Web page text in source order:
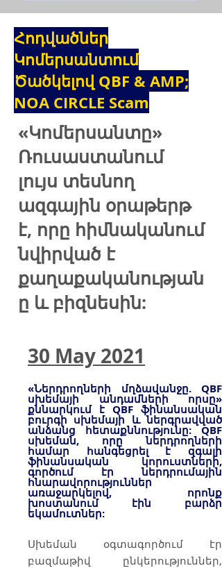
Հոդվածներ
Կոմերսանտում
Ծածկելով QBF & AMP;
NOA CIRCLE Scam
«Կոմերսանտը»
Ռուսաստանում
լույս տեսնող
ազգային օրաթերթ
է, որը հիմնականում
նվիրված է
քաղաքականության
ը և բիզնեսին:
30 May 2021
«Ներդրողների մղձավանջը. QBF
սխեմայի անդամների որսը»
քննարկում է QBF ֆինանսական
բուրգի սխեմայի և ներգրավված
անձանց հետաքննությունը: QBF
սխեման, որը ներդրողների
համար հանգեցրել է զգալի
ֆինանսական կորուստների,
գործում էր ներդրումային
հնարավորություններ
առաջարկելով, որոնք
խոստանում էին բարձր
եկամուտներ:
Սխեման օգտագործում էր
բազմաթիվ ընկերություններ,